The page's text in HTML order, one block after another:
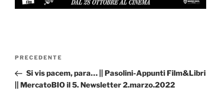
Navigazione
Articolo
precedente:
PRECEDENTE
Si vis pacem, para… || Pasolini-Appunti Film&Libri
|| MercatoBIO il 5. Newsletter 2.marzo.2022